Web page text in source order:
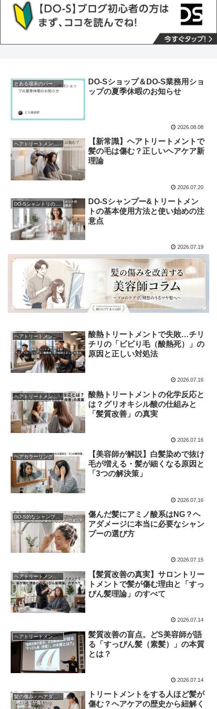
とある場末のパーマ屋
DO-Sショップ＆DO-S業務用ショ
ップの夏季休暇のお知らせ
2026.08.08
ヘアトリートメントの真実
【新常識】ヘアトリートメントで
髪の毛は傷む？正しいヘアケア新
理論
2026.07.20
DO-Sシャントリの使用方法
DO-Sシャンプー&トリートメン
トの基本使用方法と使い始めの注
意点
2026.07.19
ヘアトリートメントの真実
酸熱トリートメントで失敗…チリ
チリの「ビビり毛（酸熱死）」の
原因と正しい対処法
2026.07.16
ヘアトリートメントの真実
酸熱トリートメントの化学反応と
は？グリオキシル酸の仕組みと
「髪質改善」の真実
2026.07.16
ヘアカラーリング
【美容師が解説】白髪染めで抜け
毛が増える・髪が細くなる原因と
「3つの解決策」
2026.07.16
DO-S的なシャンプー解析
傷んだ髪にアミノ酸系はNG？ヘ
アダメージに本当に必要なシャン
プーの選び方
2026.07.15
ヘアトリートメントの真実
【髪質改善の真実】サロントリー
トメントで髪が傷む理由と「すっ
ぴん髪理論」のすべて
2026.07.14
ヘアトリートメントの真実
髪質改善の盲点。どS美容師が語
る「すっぴん髪（素髪）」の本質
とは？
2026.07.14
髪の傷み・ヘアダメージ
トリートメントをする人ほど髪が
傷む？ヘアケアの歴史から紐解く